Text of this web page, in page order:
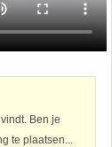
Ben je
te plaatsen...